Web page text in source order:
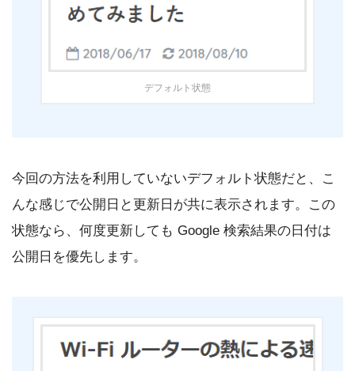
デフォルト状態
今回の方法を利用していないデフォルト状態だと、こ
んな感じで公開日と更新日が共に表示されます。この
状態なら、何度更新しても Google 検索結果の日付は
公開日を優先します。